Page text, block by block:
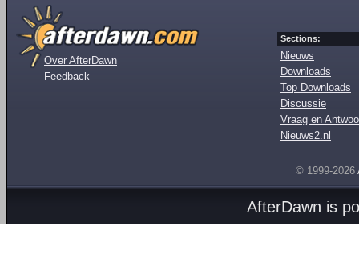
Over AfterDawn
Feedback
Sections:
Nieuws
Downloads
Top Downloads
Discussie
Vraag en
Nieuws2.nl
© 1999-2026
AfterDawn is